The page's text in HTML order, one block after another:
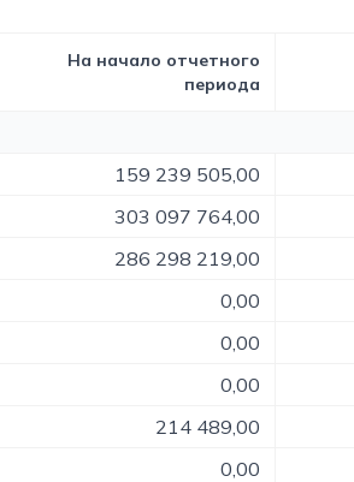
На начало отчетного
периода
159 239 505,00
303 097 764,00
286 298 219,00
0,00
0,00
0,00
214 489,00
0,00